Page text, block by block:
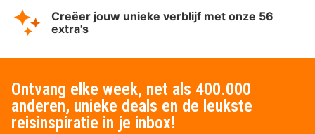
Creëer jouw unieke verblijf met onze 56
extra's
Ontvang elke week, net als 400.000
anderen, unieke deals en de leukste
reisinspiratie in je inbox!